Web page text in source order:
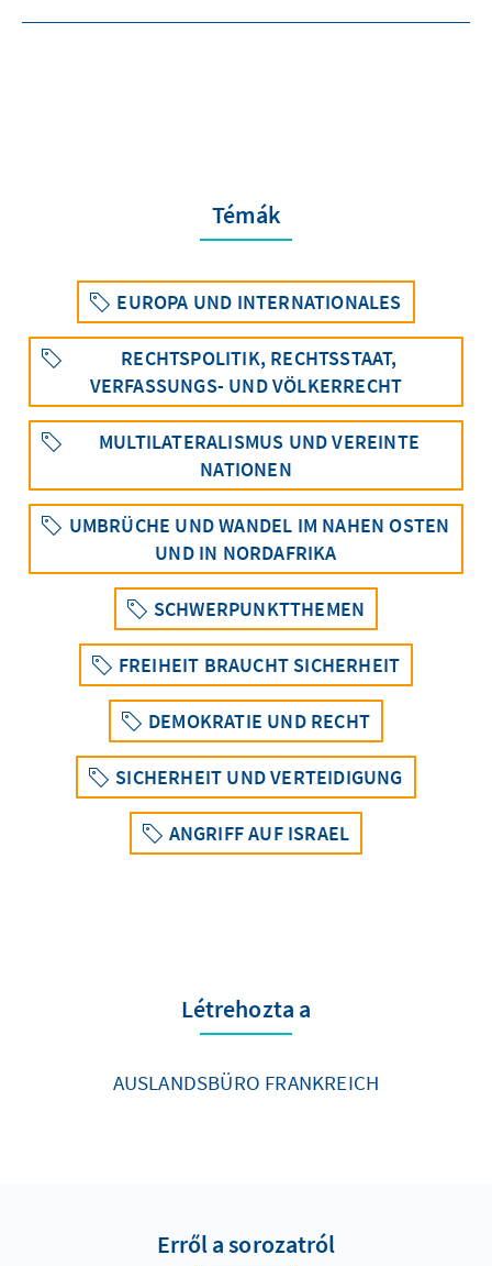
Témák
EUROPA UND INTERNATIONALES
RECHTSPOLITIK, RECHTSSTAAT,
VERFASSUNGS- UND VÖLKERRECHT
MULTILATERALISMUS UND VEREINTE
NATIONEN
UMBRÜCHE UND WANDEL IM NAHEN OSTEN
UND IN NORDAFRIKA
SCHWERPUNKTTHEMEN
FREIHEIT BRAUCHT SICHERHEIT
DEMOKRATIE UND RECHT
SICHERHEIT UND VERTEIDIGUNG
ANGRIFF AUF ISRAEL
Létrehozta a
AUSLANDSBÜRO FRANKREICH
Erről a sorozatról